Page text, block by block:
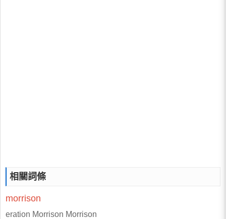
相關詞條
morrison
eration Morrison Morrison